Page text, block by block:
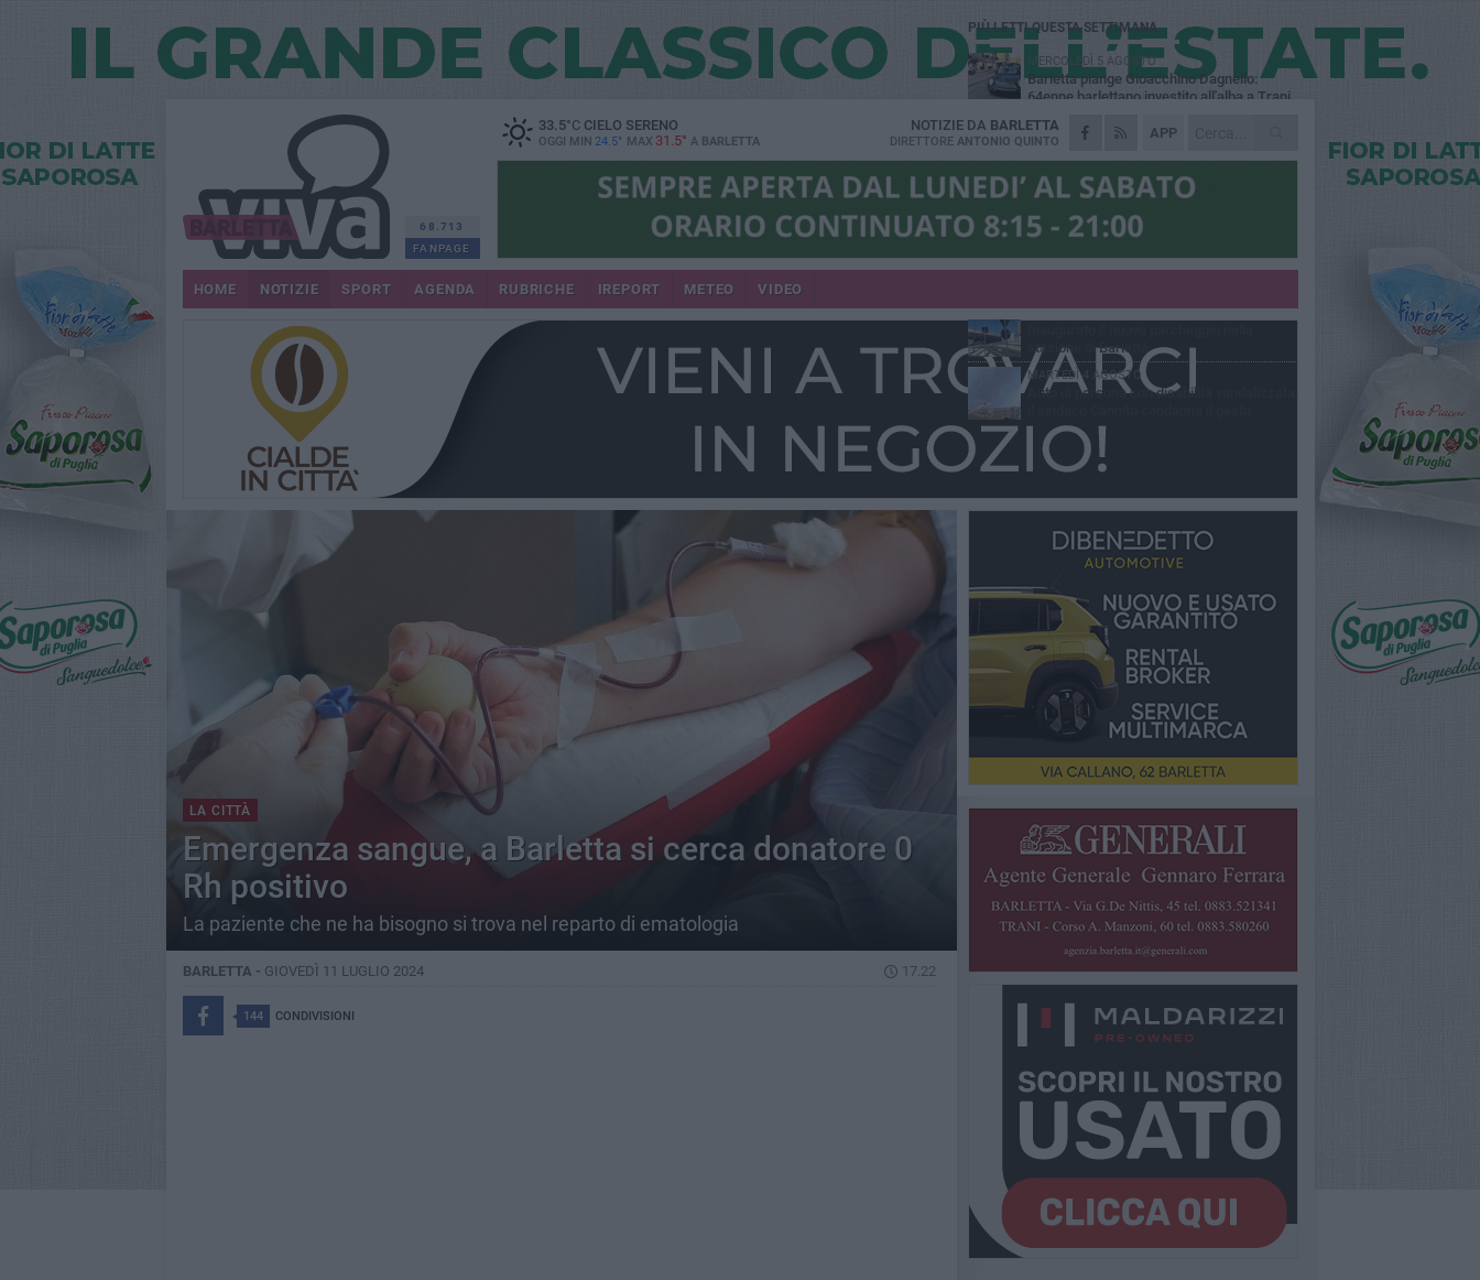
68.713
FANPAGE
33.5°CCIELO SERENO
OGGI MIN 24.5° MAX 31.5° A BARLETTA
APP
NOTIZIE DA BARLETTA
DIRETTORE ANTONIO QUINTO
HOME NOTIZIE SPORT AGENDA RUBRICHE IREPORT METEO VIDEO
LA CITTÀ
Emergenza sangue, a Barletta si cerca donatore 0
Rh positivo
La paziente che ne ha bisogno si trova nel reparto di ematologia
BARLETTA - GIOVEDÌ 11 LUGLIO 2024 17.22
144 CONDIVISIONI
PIÙ LETTI QUESTA SETTIMANA
MERCOLEDÌ 5 AGOSTO
Barletta piange Gioacchino Dagnello:
64enne barlettano investito all'alba a Trani
GIOVEDÌ 6 AGOSTO
Il ricordo di "Cecco", il benzinaio col
sorriso: «Contava i giorni che lo
separavano dalla pensione»
MERCOLEDÌ 5 AGOSTO
sopralluogo nell'area dell'evento
Beni confiscati alla mafia. Nasce il servizio
VENERDÌ 31 LUGLIO
stazione di Barletta
MARTEDÌ 4 AGOSTO
Auto di persona con disabilità vandalizzata,